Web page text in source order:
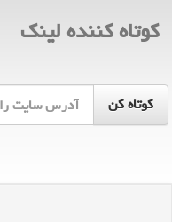
كوتاه كننده لینك